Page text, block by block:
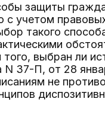
защиты
учетом
такого
выбран ли
N 37-П, от 28
не